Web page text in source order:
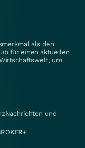
als den
für einen aktuellen
um
und